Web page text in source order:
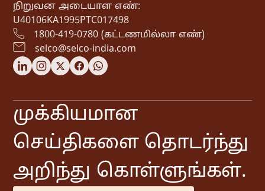
நிறுவன அடையாள எண்:
U40106KA1995PTC017498
1800-419-0780 (கட்டணமில்லா எண்)
selco@selco-india.com
முக்கியமான
செய்திகளை தொடர்ந்து
அறிந்து கொள்ளுங்கள்.